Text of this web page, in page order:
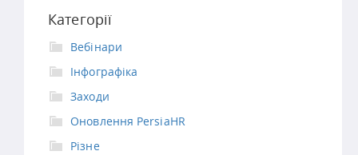
Категорії
Вебінари
Інфографіка
Заходи
Оновлення PersiaHR
Різне